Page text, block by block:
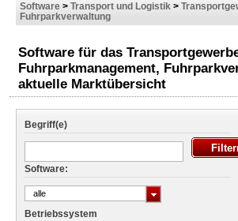
Software > Transport und Logistik >
Fuhrparkverwaltung
Software für das
Fuhrparkmanagement,
aktuelle Marktübersicht
Begriff(e)
Software:
alle
Betriebssystem